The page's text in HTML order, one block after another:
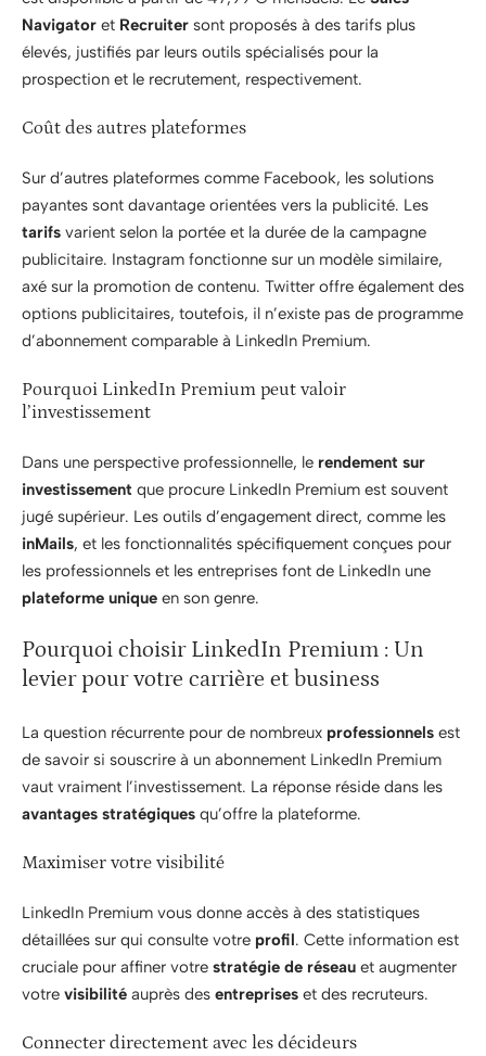
Navigator et Recruiter sont proposés à des tarifs plus
élevés, justifiés par leurs outils spécialisés pour la
prospection et le recrutement, respectivement.
Coût des autres plateformes
Sur d’autres plateformes comme Facebook, les solutions
payantes sont davantage orientées vers la publicité. Les
tarifs varient selon la portée et la durée de la campagne
publicitaire. Instagram fonctionne sur un modèle similaire,
axé sur la promotion de contenu. Twitter offre également des
options publicitaires, toutefois, il n’existe pas de programme
d’abonnement comparable à LinkedIn Premium.
Pourquoi LinkedIn Premium peut valoir
l’investissement
Dans une perspective professionnelle, le rendement sur
investissement que procure LinkedIn Premium est souvent
jugé supérieur. Les outils d’engagement direct, comme les
inMails, et les fonctionnalités spécifiquement conçues pour
les professionnels et les entreprises font de LinkedIn une
plateforme unique en son genre.
Pourquoi choisir LinkedIn Premium : Un
levier pour votre carrière et business
La question récurrente pour de nombreux professionnels est
de savoir si souscrire à un abonnement LinkedIn Premium
vaut vraiment l’investissement. La réponse réside dans les
avantages stratégiques qu’offre la plateforme.
Maximiser votre visibilité
LinkedIn Premium vous donne accès à des statistiques
détaillées sur qui consulte votre profil. Cette information est
cruciale pour affiner votre stratégie de réseau et augmenter
votre visibilité auprès des entreprises et des recruteurs.
Connecter directement avec les décideurs